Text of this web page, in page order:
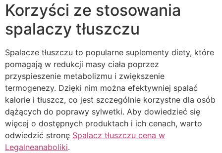
Korzyści ze stosowania
spalaczy tłuszczu
Spalacze tłuszczu to popularne suplementy diety, które
pomagają w redukcji masy ciała poprzez
przyspieszenie metabolizmu i zwiększenie
termogenezy. Dzięki nim można efektywniej spalać
kalorie i tłuszcz, co jest szczególnie korzystne dla osób
dążących do poprawy sylwetki. Aby dowiedzieć się
więcej o dostępnych produktach i ich cenach, warto
odwiedzić stronę Spalacz tłuszczu cena w
Legalneanaboliki.